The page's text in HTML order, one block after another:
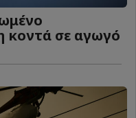
κοντά σε αγωγό